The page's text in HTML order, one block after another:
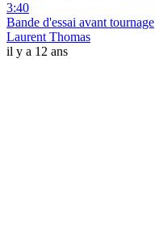
3:40
Bande d'essai avant tournage
Laurent Thomas
il y a 12 ans